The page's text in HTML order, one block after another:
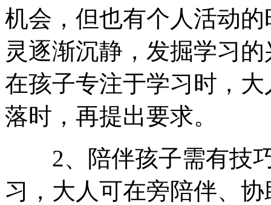
机会，但也有个人活动
灵逐渐沉静，发掘学习
在孩子专注于学习时，
落时，再提出要求。
2、陪伴孩子需有技巧
习，大人可在旁陪伴、